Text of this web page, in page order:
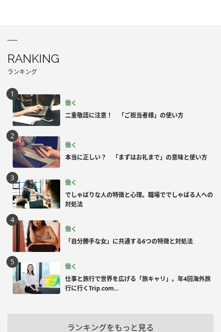
RANKING
ランキング
働く
二重敬語に注意！ 「ご担当者様」の使い方
働く
本当に正しい？ 「まずはお礼まで」の意味と使い方
働く
でしゃばりな人の特徴と心理。職場ででしゃばる人への
対処法
働く
「自分勝手な女」に共通する6つの特徴と対処法
働く
仕事と旅行で世界を広げる「旅キャリ」。年4回海外旅
行に行くTrip.com...
ランキングをもっと見る